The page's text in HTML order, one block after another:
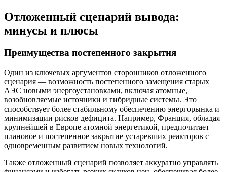
Отложенный сценарий вывода:
минусы и плюсы
Преимущества постепенного закрытия
Один из ключевых аргументов сторонников отложенного
сценария — возможность постепенного замещения старых
АЭС новыми энергоустановками, включая атомные,
возобновляемые источники и гибридные системы. Это
способствует более стабильному обеспечению энергорынка и
минимизации рисков дефицита. Например, Франция, обладая
крупнейшей в Европе атомной энергетикой, предпочитает
плановое и постепенное закрытие устаревших реакторов с
одновременным развитием новых технологий.
Также отложенный сценарий позволяет аккуратно управлять